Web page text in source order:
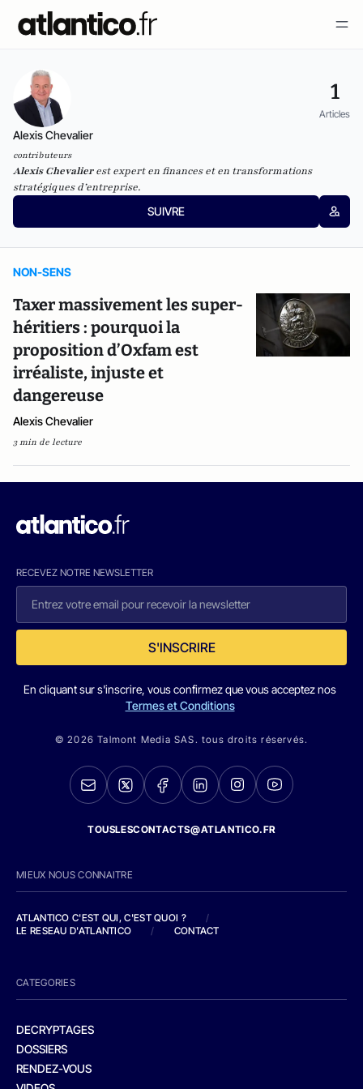
1
Articles
Alexis Chevalier
contributeurs
Alexis Chevalierest expert en finances et en transformations
stratégiques d’entreprise.
SUIVRE
NON-SENS
Taxer massivement les super-
héritiers : pourquoi la
proposition d’Oxfam est
irréaliste, injuste et
dangereuse
Alexis Chevalier
3 min de lecture
RECEVEZ NOTRE NEWSLETTER
S'INSCRIRE
En cliquant sur s'inscrire, vous confirmez que vous acceptez nos
Termes et Conditions
© 2026 Talmont Media SAS. tous droits réservés.
TOUSLESCONTACTS@ATLANTICO.FR
MIEUX NOUS CONNAITRE
ATLANTICO C'EST QUI, C'EST QUOI ?
/
LE RESEAU D'ATLANTICO
/ CONTACT
CATEGORIES
DECRYPTAGES
DOSSIERS
RENDEZ-VOUS